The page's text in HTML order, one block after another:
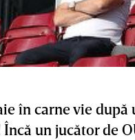
în carne vie
Încă un jucător de